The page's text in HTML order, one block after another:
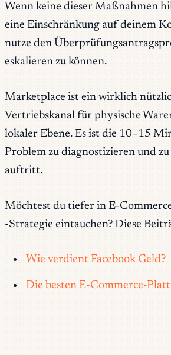
Wenn keine dieser Maßnahmen
eine Einschränkung auf deinem
nutze den
eskalieren zu können.
Marketplace ist ein wirklich
Vertriebskanal für physische
lokaler Ebene. Es ist die 10–15
Problem zu diagnostizieren und zu
auftritt.
Möchtest du tiefer in E-
-Strategie eintauchen? Diese
Wie verdient Facebook Geld?
Die besten E-Commerce-